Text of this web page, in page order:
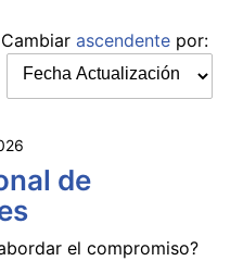
Cambiar ascendente por:
de
el compromiso?